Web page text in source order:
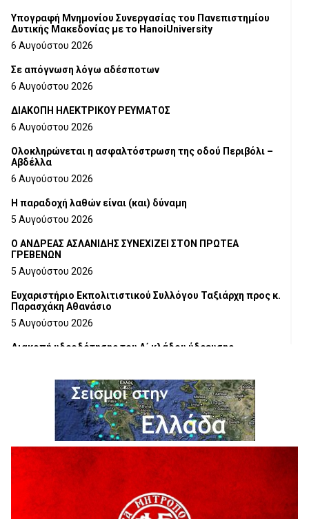
Υπογραφή Μνημονίου Συνεργασίας του Πανεπιστημίου
Δυτικής Μακεδονίας με το HanoiUniversity
6 Αυγούστου 2026
Σε απόγνωση λόγω αδέσποτων
6 Αυγούστου 2026
ΔΙΑΚΟΠΗ ΗΛΕΚΤΡΙΚΟΥ ΡΕΥΜΑΤΟΣ
6 Αυγούστου 2026
Ολοκληρώνεται η ασφαλτόστρωση της οδού Περιβόλι –
Αβδέλλα
6 Αυγούστου 2026
H παραδοχή λαθών είναι (και) δύναμη
5 Αυγούστου 2026
Ο ΑΝΔΡΕΑΣ ΑΣΛΑΝΙΔΗΣ ΣΥΝΕΧΙΖΕΙ ΣΤΟΝ ΠΡΩΤΕΑ
ΓΡΕΒΕΝΩΝ
5 Αυγούστου 2026
Ευχαριστήριο Εκπολιτιστικού Συλλόγου Ταξιάρχη προς κ.
Παρασχάκη Αθανάσιο
5 Αυγούστου 2026
Διακοπή υδροδότησης του Α΄ κλάδου ύδρευσης
Η Marseaux στα Γρεβενά για μια μοναδική συναυλία
5 Αυγούστου 2026
Θερινό Σινεμά στο πλαίσιο του «Πολιτιστικού
Καλοκαιριού 2026» με την βραβευμένη ταινία «Μικρές
Ανάσες».
5 Αυγούστου 2026
Γρεβενά: Συνελήφθη 18χρονος αλλοδαπός, για κλοπή
εξοπλισμού γυμναστηρίου